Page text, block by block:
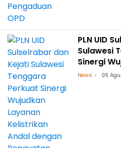
PLN UID
Sulawesi
Sinergi
Kelistrikan
News 05